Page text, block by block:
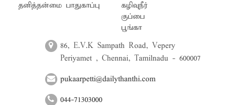
தனித்தன்மை பாதுகாப்பு
கழிவுநீர்
குப்பை
பூங்கா
86, E.V.K Sampath Road, Vepery
Periyamet , Chennai, Tamilnadu - 600007
pukaarpetti@dailythanthi.com
044-71303000